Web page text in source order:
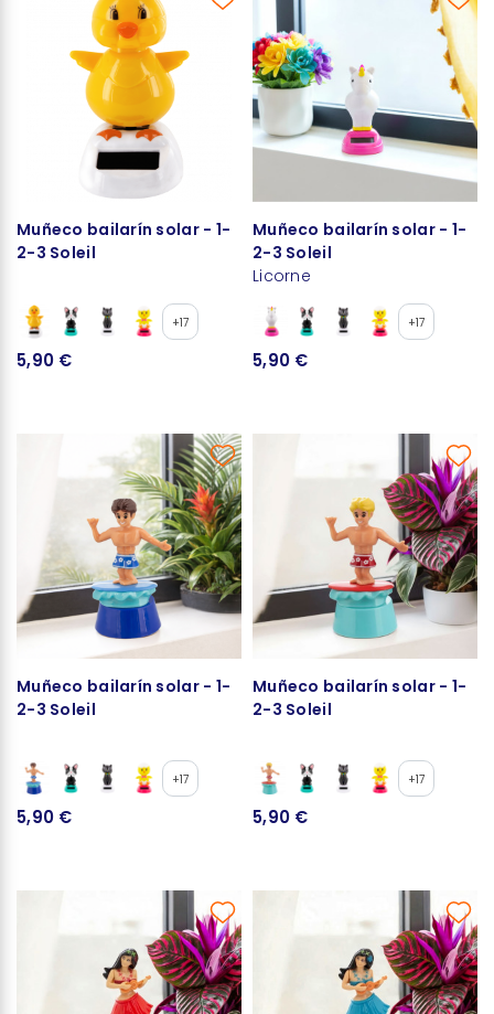
Muñeco bailarín solar - 1-
2-3 Soleil
+17
5,90 €
Muñeco bailarín solar - 1-
2-3 Soleil
Licorne
+17
5,90 €
Muñeco bailarín solar - 1-
2-3 Soleil
+17
5,90 €
Muñeco bailarín solar - 1-
2-3 Soleil
+17
5,90 €